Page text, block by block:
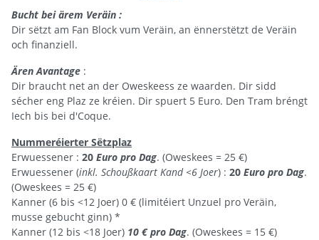
Bucht bei ärem Veräin :
Dir sëtzt am Fan Block vum Veräin, an ënnerstëtzt de Veräin
och finanziell.
Ären Avantage :
Dir braucht net an der Oweskeess ze waarden. Dir sidd
sécher eng Plaz ze kréien. Dir spuert 5 Euro. Den Tram bréngt
Iech bis bei d'Coque.
Nummeréierter Sëtzplaz
Erwuessener : 20 Euro pro Dag. (Oweskees = 25 €)
Erwuessener (inkl. Schoußkaart Kand <6 Joer) : 20 Euro pro Dag.
(Oweskees = 25 €)
Kanner (6 bis <12 Joer) 0 € (limitéiert Unzuel pro Veräin,
musse gebucht ginn) *
Kanner (12 bis <18 Joer) 10 € pro Dag. (Oweskees = 15 €)